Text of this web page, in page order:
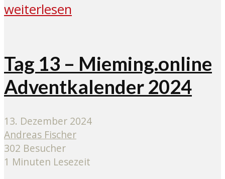
weiterlesen
Tag 13 – Mieming.online
Adventkalender 2024
13. Dezember 2024
Andreas Fischer
302 Besucher
1 Minuten Lesezeit